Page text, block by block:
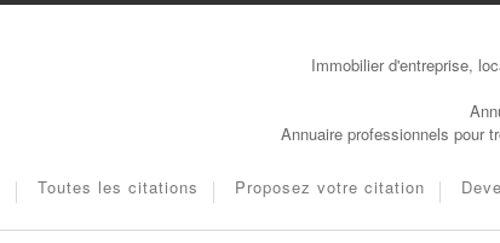
Immobilier d'entreprise,
Annuaire professionnels pour
Toutes les citations Proposez votre citation